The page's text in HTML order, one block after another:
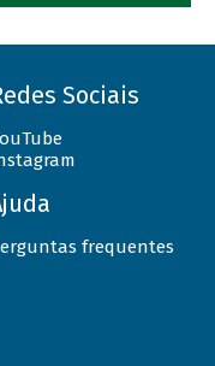
Sociais
frequentes